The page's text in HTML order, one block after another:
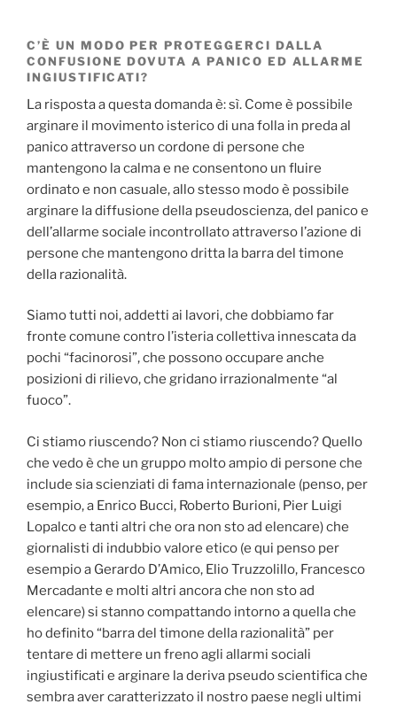
C’È UN MODO PER PROTEGGERCI DALLA
CONFUSIONE DOVUTA A PANICO ED ALLARME
INGIUSTIFICATI?
La risposta a questa domanda è: sì. Come è possibile
arginare il movimento isterico di una folla in preda al
panico attraverso un cordone di persone che
mantengono la calma e ne consentono un fluire
ordinato e non casuale, allo stesso modo è possibile
arginare la diffusione della pseudoscienza, del panico e
dell’allarme sociale incontrollato attraverso l’azione di
persone che mantengono dritta la barra del timone
della razionalità.
Siamo tutti noi, addetti ai lavori, che dobbiamo far
fronte comune contro l’isteria collettiva innescata da
pochi “facinorosi”, che possono occupare anche
posizioni di rilievo, che gridano irrazionalmente “al
fuoco”.
Ci stiamo riuscendo? Non ci stiamo riuscendo? Quello
che vedo è che un gruppo molto ampio di persone che
include sia scienziati di fama internazionale (penso, per
esempio, a Enrico Bucci, Roberto Burioni, Pier Luigi
Lopalco e tanti altri che ora non sto ad elencare) che
giornalisti di indubbio valore etico (e qui penso per
esempio a Gerardo D’Amico, Elio Truzzolillo, Francesco
Mercadante e molti altri ancora che non sto ad
elencare) si stanno compattando intorno a quella che
ho definito “barra del timone della razionalità” per
tentare di mettere un freno agli allarmi sociali
ingiustificati e arginare la deriva pseudo scientifica che
sembra aver caratterizzato il nostro paese negli ultimi